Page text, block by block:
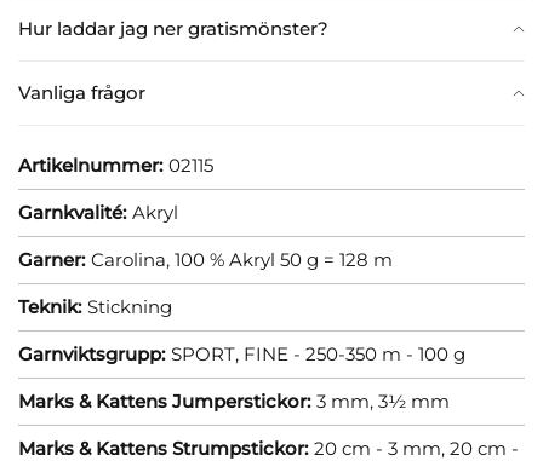
Hur laddar jag ner gratismönster?
Vanliga frågor
Artikelnummer: 02115
Garnkvalité: Akryl
Garner: Carolina, 100 % Akryl 50 g = 128 m
Teknik: Stickning
Garnviktsgrupp: SPORT, FINE - 250-350 m - 100 g
Marks & Kattens Jumperstickor: 3 mm, 3½ mm
Marks & Kattens Strumpstickor: 20 cm - 3 mm, 20 cm -